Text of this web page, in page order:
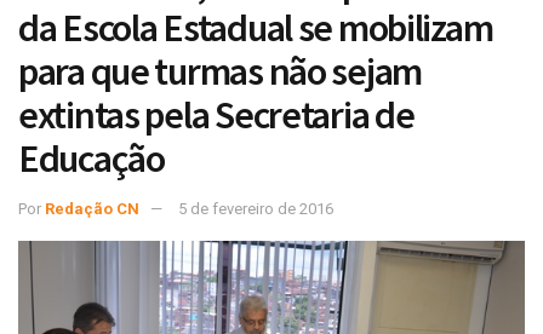
da Escola Estadual se mobilizam
para que turmas não sejam
extintas pela Secretaria de
Educação
Por Redação CN 5 de fevereiro de 2016